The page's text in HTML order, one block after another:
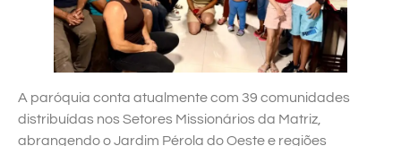
A paróquia conta atualmente com 39 comunidades
distribuídas nos Setores Missionários da Matriz,
abrangendo o Jardim Pérola do Oeste e regiões